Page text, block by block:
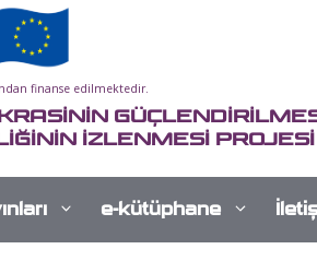
finanse edilmektedir.
İZLENMESİ PROJESİ
e-kütüphane